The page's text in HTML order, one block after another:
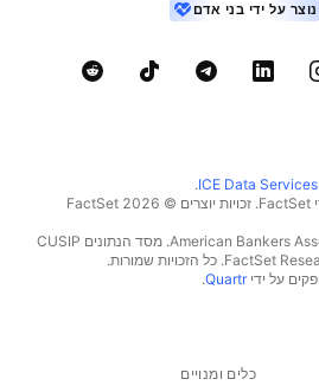
נוצר על ידי בני אדם
ICE Data Services
.
בחר נתוני ייחוס המסופקים על ידי FactSet. זכויות יוצרים © 2026 ‏FactSet
זכויות יוצרים © 2026, ‏American Bankers Association. מסד הנתונים CUSIP
Quartr
.
כלים ומנויים